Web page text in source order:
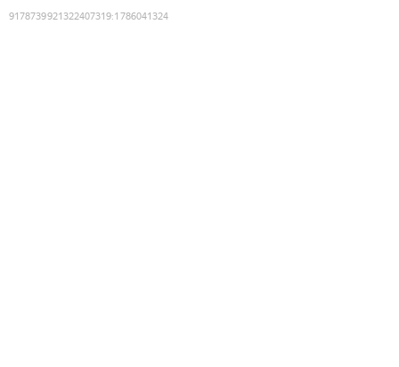
9178739921322407319:1786041324